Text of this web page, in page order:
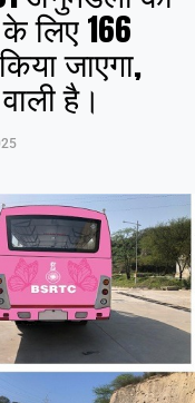
लिए 166
जाएगा,
है।